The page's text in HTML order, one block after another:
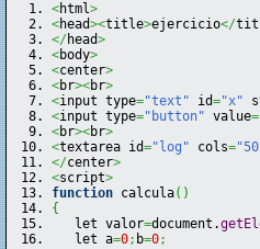
<html>
<head><title>ejercicio</
</ head>
<body>
<center>
<br><br>
<input type="text" id="x"
<input type="button" value=
<br><br>
<textarea id="log" cols=
</center>
<script>
function calcula( )
{
let valor=document.
let a=0; b=0;